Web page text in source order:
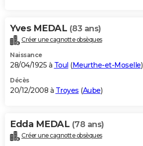
Yves MEDAL (83 ans)
Créer une cagnotte obsèques
Naissance
28/04/1925 à Toul (Meurthe-et-Moselle)
Décès
20/12/2008 à Troyes (Aube)
Edda MEDAL (78 ans)
Créer une cagnotte obsèques